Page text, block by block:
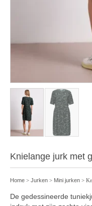
Knielange jurk met
Home > Jurken > Mini jurken >
De gedessineerde